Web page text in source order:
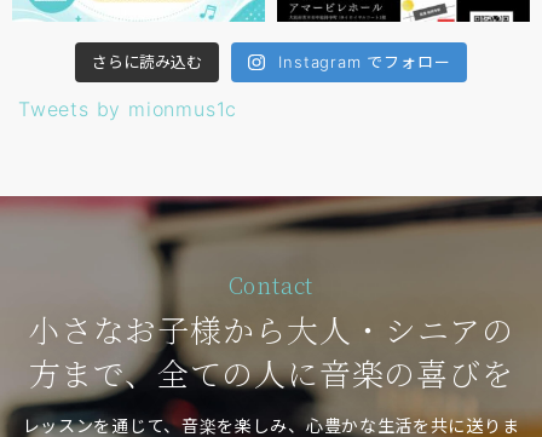
さらに読み込む Instagram でフォロー
Tweets by mionmus1c
Contact
小さなお子様から大人・シニアの
方まで、全ての人に音楽の喜びを
レッスンを通じて、音楽を楽しみ、心豊かな生活を共に送りま